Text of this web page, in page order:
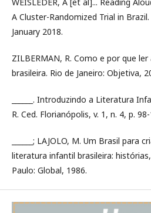
A Cluster-Randomized Trial in
January 2018.
ZILBERMAN, R. Como e por que
brasileira. Rio de Janeiro: Objetiva,
______. Introduzindo a Literatura
R. Ced. Florianópolis, v. 1, n. 4, p.
______; LAJOLO, M. Um Brasil para
literatura infantil brasileira:
Paulo: Global, 1986.